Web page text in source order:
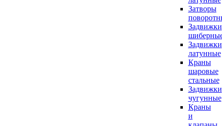
Затворы
Задвижки
Задвижки
латунные
Краны
шаровые
стальные
Задвижки
чугунные
Краны
и